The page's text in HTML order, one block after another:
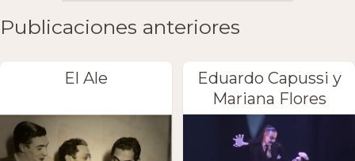
Publicaciones anteriores
El Ale
Eduardo Capussi y
Mariana Flores